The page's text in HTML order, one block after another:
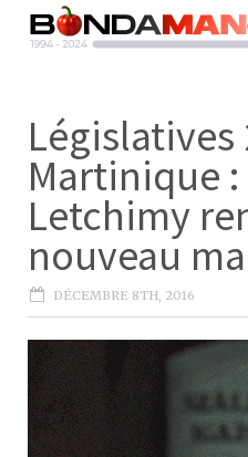
Législatives
Martinique :
Letchimy
nouveau
DÉCEMBRE 8TH, 2016